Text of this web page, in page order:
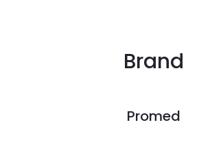
Brand
Promed